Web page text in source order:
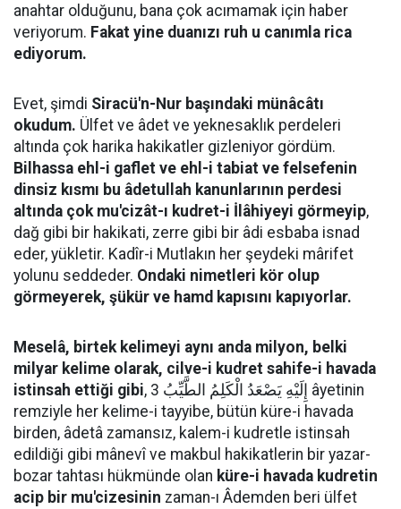
anahtar olduğunu, bana çok acımamak için haber
veriyorum. Fakat yine duanızı ruh u canımla rica
ediyorum.
Evet, şimdi Siracü'n-Nur başındaki münâcâtı
okudum. Ülfet ve âdet ve yeknesaklık perdeleri
altında çok harika hakikatler gizleniyor gördüm.
Bilhassa ehl-i gaflet ve ehl-i tabiat ve felsefenin
dinsiz kısmı bu âdetullah kanunlarının perdesi
altında çok mu'cizât-ı kudret-i İlâhiyeyi görmeyip,
dağ gibi bir hakikati, zerre gibi bir âdi esbaba isnad
eder, yükletir. Kadîr-i Mutlakın her şeydeki mârifet
yolunu seddeder. Ondaki nimetleri kör olup
görmeyerek, şükür ve hamd kapısını kapıyorlar.
Meselâ, birtek kelimeyi aynı anda milyon, belki
milyar kelime olarak, cilve-i kudret sahife-i havada
istinsah ettiği gibi, إِلَيْهِ يَصْعَدُ الْكَلِمُ الطَّيِّبُ 3 âyetinin
remziyle her kelime-i tayyibe, bütün küre-i havada
birden, âdetâ zamansız, kalem-i kudretle istinsah
edildiği gibi mânevî ve makbul hakikatlerin bir yazar-
bozar tahtası hükmünde olan küre-i havada kudretin
acip bir mu'cizesinin zaman-ı Âdemden beri ülfet